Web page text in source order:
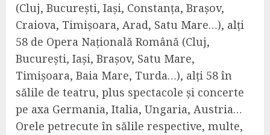
(Cluj, București, Iași, Constanța, Brașov,
Craiova, Timișoara, Arad, Satu Mare…), alți
58 de Opera Națională Română (Cluj,
București, Iași, Brașov, Satu Mare,
Timișoara, Baia Mare, Turda…), alți 58 în
sălile de teatru, plus spectacole și concerte
pe axa Germania, Italia, Ungaria, Austria…
Orele petrecute în sălile respective, multe,